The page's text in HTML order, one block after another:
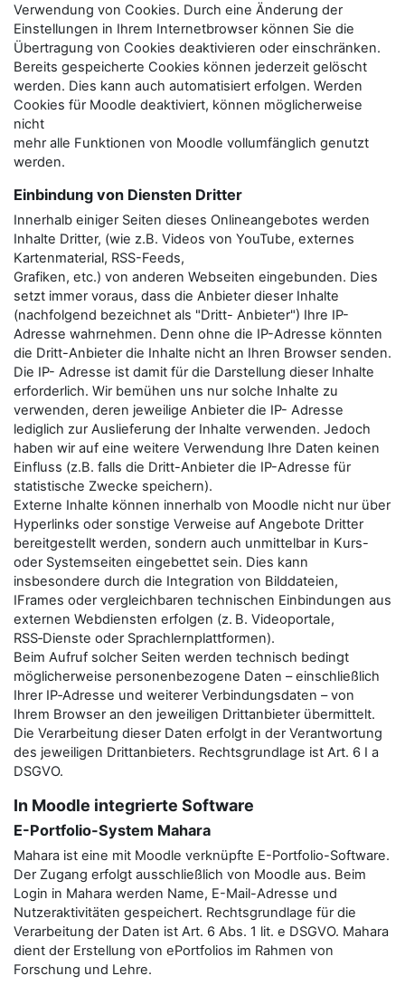
Verwendung von Cookies. Durch eine Änderung der
Einstellungen in Ihrem Internetbrowser können Sie die
Übertragung von Cookies deaktivieren oder einschränken.
Bereits gespeicherte Cookies können jederzeit gelöscht
werden. Dies kann auch automatisiert erfolgen. Werden
Cookies für Moodle deaktiviert, können möglicherweise
nicht
mehr alle Funktionen von Moodle vollumfänglich genutzt
werden.
Einbindung von Diensten Dritter
Innerhalb einiger Seiten dieses Onlineangebotes werden
Inhalte Dritter, (wie z.B. Videos von YouTube, externes
Kartenmaterial, RSS-Feeds,
Grafiken, etc.) von anderen Webseiten eingebunden. Dies
setzt immer voraus, dass die Anbieter dieser Inhalte
(nachfolgend bezeichnet als "Dritt- Anbieter") Ihre IP-
Adresse wahrnehmen. Denn ohne die IP-Adresse könnten
die Dritt-Anbieter die Inhalte nicht an Ihren Browser senden.
Die IP- Adresse ist damit für die Darstellung dieser Inhalte
erforderlich. Wir bemühen uns nur solche Inhalte zu
verwenden, deren jeweilige Anbieter die IP- Adresse
lediglich zur Auslieferung der Inhalte verwenden. Jedoch
haben wir auf eine weitere Verwendung Ihre Daten keinen
Einfluss (z.B. falls die Dritt-Anbieter die IP-Adresse für
statistische Zwecke speichern).
Externe Inhalte können innerhalb von Moodle nicht nur über
Hyperlinks oder sonstige Verweise auf Angebote Dritter
bereitgestellt werden, sondern auch unmittelbar in Kurs-
oder Systemseiten eingebettet sein. Dies kann
insbesondere durch die Integration von Bilddateien,
IFrames oder vergleichbaren technischen Einbindungen aus
externen Webdiensten erfolgen (z. B. Videoportale,
RSS‑Dienste oder Sprachlernplattformen).
Beim Aufruf solcher Seiten werden technisch bedingt
möglicherweise personenbezogene Daten – einschließlich
Ihrer IP‑Adresse und weiterer Verbindungsdaten – von
Ihrem Browser an den jeweiligen Drittanbieter übermittelt.
Die Verarbeitung dieser Daten erfolgt in der Verantwortung
des jeweiligen Drittanbieters. Rechtsgrundlage ist Art. 6 I a
DSGVO.
In Moodle integrierte Software
E-Portfolio-System Mahara
Mahara ist eine mit Moodle verknüpfte E-Portfolio-Software.
Der Zugang erfolgt ausschließlich von Moodle aus. Beim
Login in Mahara werden Name, E-Mail-Adresse und
Nutzeraktivitäten gespeichert. Rechtsgrundlage für die
Verarbeitung der Daten ist Art. 6 Abs. 1 lit. e DSGVO. Mahara
dient der Erstellung von ePortfolios im Rahmen von
Forschung und Lehre.